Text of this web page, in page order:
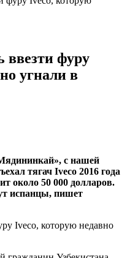
ввезти фуру
угнали в
с нашей
тягач Iveco 2016 года
около 50 000 долларов.
испанцы, пишет